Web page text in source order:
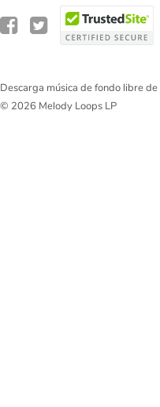
Descarga música de fondo libre
© 2026 Melody Loops LP